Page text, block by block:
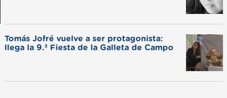
Tomás Jofré vuelve a ser protagonista:
llega la 9.ª Fiesta de la Galleta de Campo